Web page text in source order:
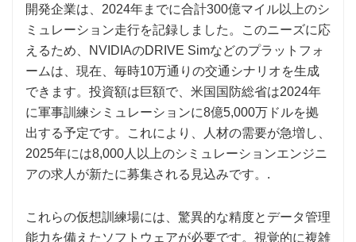
開発企業は、2024年までに合計300億マイル以上のシ
ミュレーション走行を記録しました。このニーズに応
えるため、NVIDIAのDRIVE Simなどのプラットフォ
ームは、現在、毎時10万通りの交通シナリオを生成
できます。投資額は巨額で、米国国防総省は2024年
に軍事訓練シミュレーションに8億5,000万ドルを拠
出する予定です。これにより、人材の需要が急増し、
2025年には8,000人以上のシミュレーションエンジニ
アの求人が新たに募集される見込みです。.
これらの仮想訓練場には、驚異的な精度とデータ管理
能力を備えたソフトウェアが必要です。視覚的に複雑